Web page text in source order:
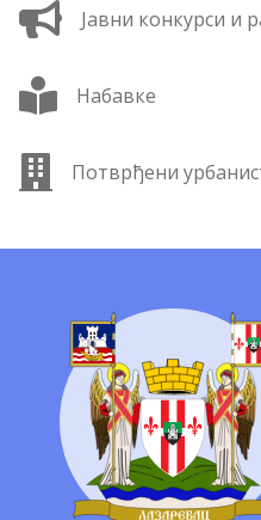
Јавни конкурси и
Набавке
Потврђени